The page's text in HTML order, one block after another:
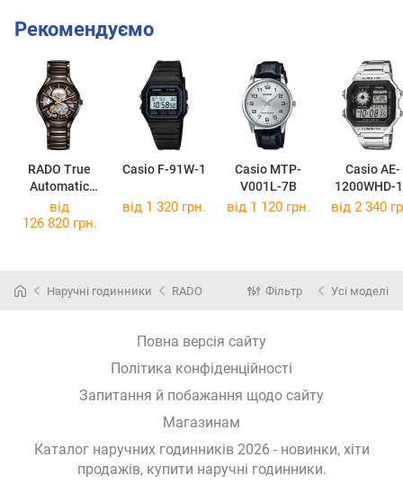
Рекомендуємо
RADO True
Automatic
Open Heart
R27511302
Casio F-91W-1
Casio MTP-
V001L-7B
Casio AE-
1200WHD-
від
126 820 грн.
від 1 320 грн. від 1 120 грн. від 2 340
Наручні годинники RADO Фільтр Усі моделі
Повна версія сайту
Політика конфіденційності
Запитання й побажання щодо сайту
Магазинам
Каталог наручних годинників 2026 - новинки, хіти
продажів, купити наручні годинники.